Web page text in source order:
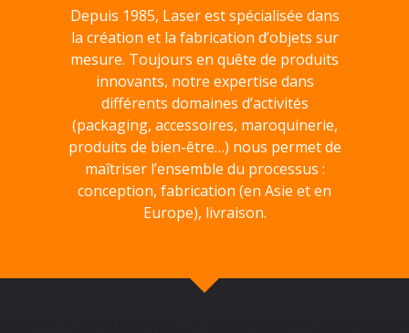
Depuis 1985, Laser est spécialisée dans
la création et la fabrication d’objets sur
mesure. Toujours en quête de produits
innovants, notre expertise dans
différents domaines d’activités
(packaging, accessoires, maroquinerie,
produits de bien-être…) nous permet de
maîtriser l’ensemble du processus :
conception, fabrication (en Asie et en
Europe), livraison.